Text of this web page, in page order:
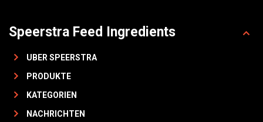
Speerstra Feed Ingredients
UBER SPEERSTRA
PRODUKTE
KATEGORIEN
NACHRICHTEN